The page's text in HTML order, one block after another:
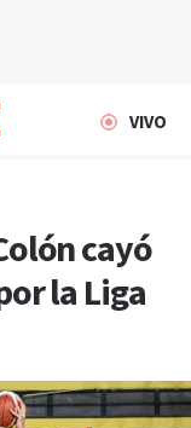
VIVO
cayó
la Liga